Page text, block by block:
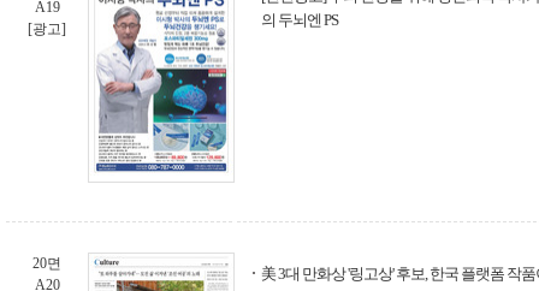
A19
[광고]
의 두뇌엔 PS
20면
A20
美 3대 만화상 '링고상' 후보, 한국 플랫폼 작